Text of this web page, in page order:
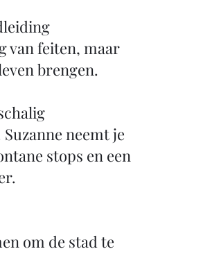
van feiten, maar
brengen.
neemt je
stops en een
om de stad te